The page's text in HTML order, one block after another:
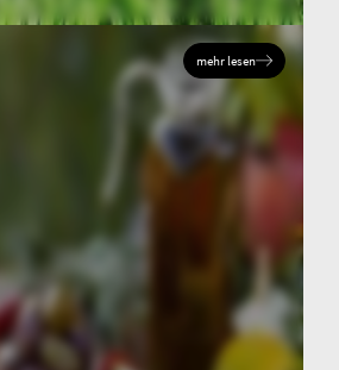
ist eine der größten Herausforderungen
ein Forschungsprojekt, das sich diesem Thema
mehr lesen